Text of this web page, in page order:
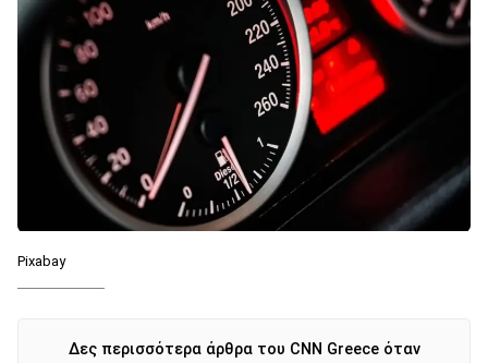
Pixabay
Δες περισσότερα άρθρα του CNN Greece όταν